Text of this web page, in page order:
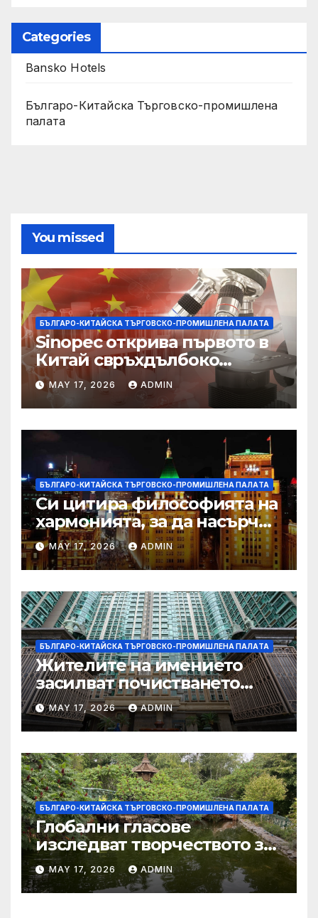
Categories
Bansko Hotels
Българо-Китайска Търговско-промишлена
палaта
You missed
БЪЛГАРО-КИТАЙСКА ТЪРГОВСКО-ПРОМИШЛЕНА ПАЛAТА
Sinopec открива първото в
Китай свръхдълбоко
находище на шистов газ в
Съчуанския басейн
MAY 17, 2026 ADMIN
БЪЛГАРО-КИТАЙСКА ТЪРГОВСКО-ПРОМИШЛЕНА ПАЛAТА
Си цитира философията на
хармонията, за да насърчи
съжителството между
Китай и САЩ
MAY 17, 2026 ADMIN
БЪЛГАРО-КИТАЙСКА ТЪРГОВСКО-ПРОМИШЛЕНА ПАЛAТА
Жителите на имението
засилват почистването
след първия случай на
хепатит на плъхове в града
тази година
MAY 17, 2026 ADMIN
БЪЛГАРО-КИТАЙСКА ТЪРГОВСКО-ПРОМИШЛЕНА ПАЛAТА
Глобални гласове
изследват творчеството за
устойчиви градове в Wuxi
MAY 17, 2026 ADMIN